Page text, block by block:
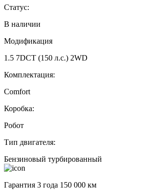
Статус:
В наличии
Модификация
1.5 7DCT (150 л.с.) 2WD
Комплектация:
Comfort
Коробка:
Робот
Тип двигателя:
Бензиновый турбированный
Гарантия 3 года 150 000 км